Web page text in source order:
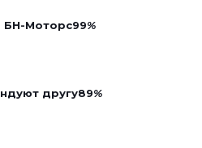
БН-Моторс99%
другу89%